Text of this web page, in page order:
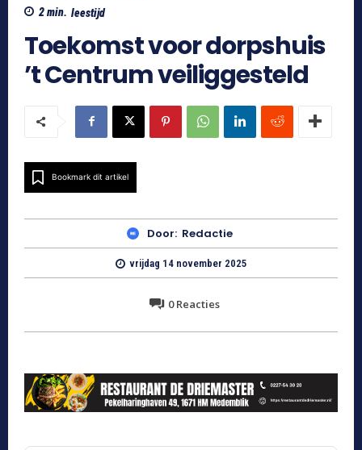
2min. leestijd
Toekomst voor dorpshuis
’t Centrum veiliggesteld
Bookmark dit artikel
Door: Redactie
vrijdag 14 november 2025
0Reacties